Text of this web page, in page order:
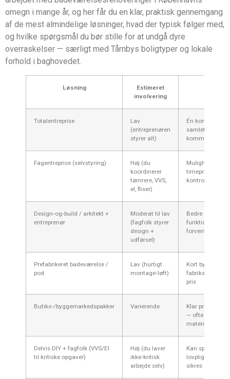
omegn i mange år, og her får du en klar, praktisk gennemgang
af de mest almindelige løsninger, hvad der typisk følger med,
og hvilke spørgsmål du bør stille for at undgå dyre
overraskelser — særligt med Tårnbys boligtyper og lokale
forhold i baghovedet.
Løsning
Estimeret
involvering
Totalentreprise
Lav
(entreprenøren
styrer alt)
Én kontrakt,
samlet, enkel
kommunikation
Fagentreprise (selvstyring)
Høj (du
koordinerer
tømrere, VVS,
el, fliser)
Mulighed for
timepriser,
kontroll
Design‑og‑build / arkitekt +
entreprenør
Moderat til lav
(fagfolk styrer
design +
udførsel)
Bedre æstetik
funktion;
Prefabrikeret badeværelse /
pod
Lav (hurtigt
montage‑løft)
Kort
fabrikskvalitet,
pris
Butiks‑/byggemarkedspakker Varierende
Klar pris,
— ofte billigere
materialer
Delvis DIY + fagfolk (VVS/El
til kritiske opgaver)
Høj (du laver
ikke‑kritisk
arbejde selv)
Kan spare
lovpligtige
sikres